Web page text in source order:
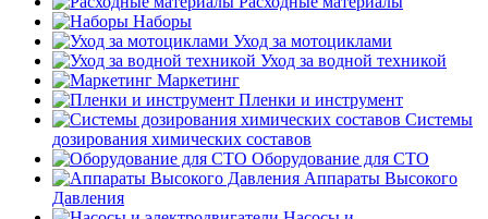
Наборы
Уход за мотоциклами
Уход за водной техникой
Маркетинг
Пленки и инструмент
Системы
дозирования химических составов
Оборудование для СТО
Аппараты Высокого
Давления